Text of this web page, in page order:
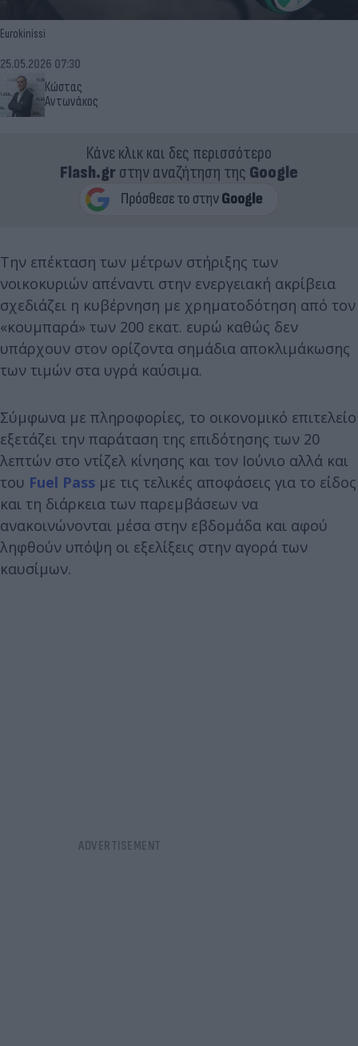
Eurokinissi
Κώστας
Αντωνάκος
25.05.2026 07:30
Κάνε κλικ και δες περισσότερο
Flash.grστην αναζήτηση της Google
Την επέκταση των μέτρων στήριξης των
νοικοκυριών απέναντι στην ενεργειακή ακρίβεια
σχεδιάζει η κυβέρνηση με χρηματοδότηση από τον
«κουμπαρά» των 200 εκατ. ευρώ καθώς δεν
υπάρχουν στον ορίζοντα σημάδια αποκλιμάκωσης
των τιμών στα υγρά καύσιμα.
Σύμφωνα με πληροφορίες, το οικονομικό επιτελείο
εξετάζει την παράταση της επιδότησης των 20
λεπτών στο ντίζελ κίνησης και τον Ιούνιο αλλά και
του Fuel Pass με τις τελικές αποφάσεις για το είδος
και τη διάρκεια των παρεμβάσεων να
ανακοινώνονται μέσα στην εβδομάδα και αφού
ληφθούν υπόψη οι εξελίξεις στην αγορά των
καυσίμων.